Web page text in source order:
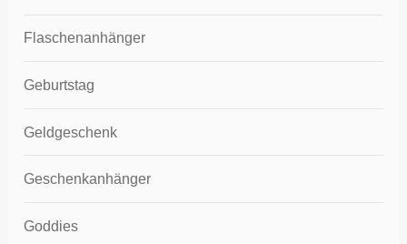
Flaschenanhänger
Geburtstag
Geldgeschenk
Geschenkanhänger
Goddies